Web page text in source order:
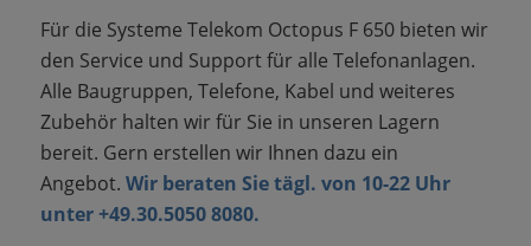
Für die Systeme Telekom Octopus F 650 bieten wir
den Service und Support für alle Telefonanlagen.
Alle Baugruppen, Telefone, Kabel und weiteres
Zubehör halten wir für Sie in unseren Lagern
bereit. Gern erstellen wir Ihnen dazu ein
Angebot. Wir beraten Sie tägl. von 10-22 Uhr
unter +49.30.5050 8080.